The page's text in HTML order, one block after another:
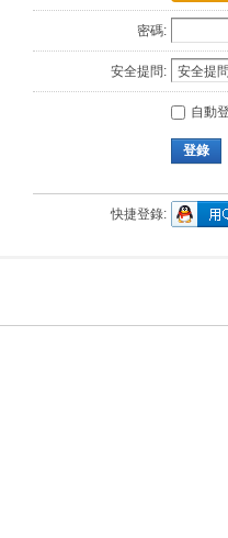
密碼:
安全提問:
自動
登錄
快捷登錄: